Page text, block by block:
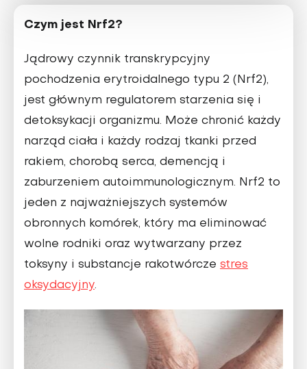
Czym jest Nrf2?
Jądrowy czynnik transkrypcyjny
pochodzenia erytroidalnego typu 2 (Nrf2),
jest głównym regulatorem starzenia się i
detoksykacji organizmu. Może chronić każdy
narząd ciała i każdy rodzaj tkanki przed
rakiem, chorobą serca, demencją i
zaburzeniem autoimmunologicznym. Nrf2 to
jeden z najważniejszych systemów
obronnych komórek, który ma eliminować
wolne rodniki oraz wytwarzany przez
toksyny i substancje rakotwórcze stres
oksydacyjny.